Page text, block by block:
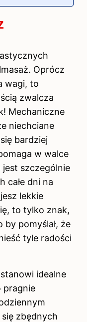
Oprócz
wagi, to
zwalcza
Mechaniczne
niechciane
bardziej
w walce
szczególnie
całe dni na
lekkie
to tylko znak,
by pomyślał, że
tyle radości
idealne
pragnie
zbędnych